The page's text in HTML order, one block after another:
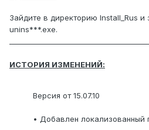
Зайдите в директорию Install_Rus и
unins***.exe.
ИСТОРИЯ ИЗМЕНЕНИЙ:
Версия от 15.07.10
• Добавлен локализованный